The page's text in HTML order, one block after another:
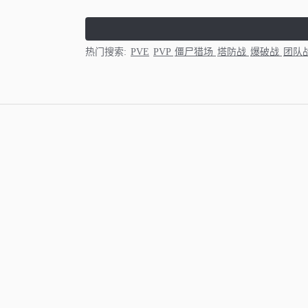
热门搜索: PVE PVP 僵尸猎场 塔防战 爆破战 团队